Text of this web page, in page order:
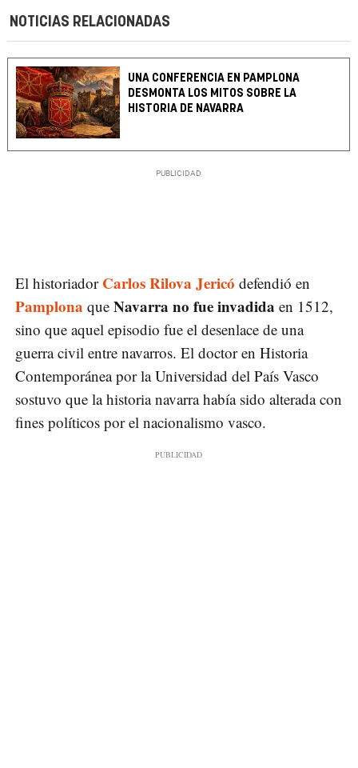
NOTICIAS RELACIONADAS
UNA CONFERENCIA EN PAMPLONA
DESMONTA LOS MITOS SOBRE LA
HISTORIA DE NAVARRA
El historiador Carlos Rilova Jericó defendió en
Pamplona que Navarra no fue invadida en 1512,
sino que aquel episodio fue el desenlace de una
guerra civil entre navarros. El doctor en Historia
Contemporánea por la Universidad del País Vasco
sostuvo que la historia navarra había sido alterada con
fines políticos por el nacionalismo vasco.